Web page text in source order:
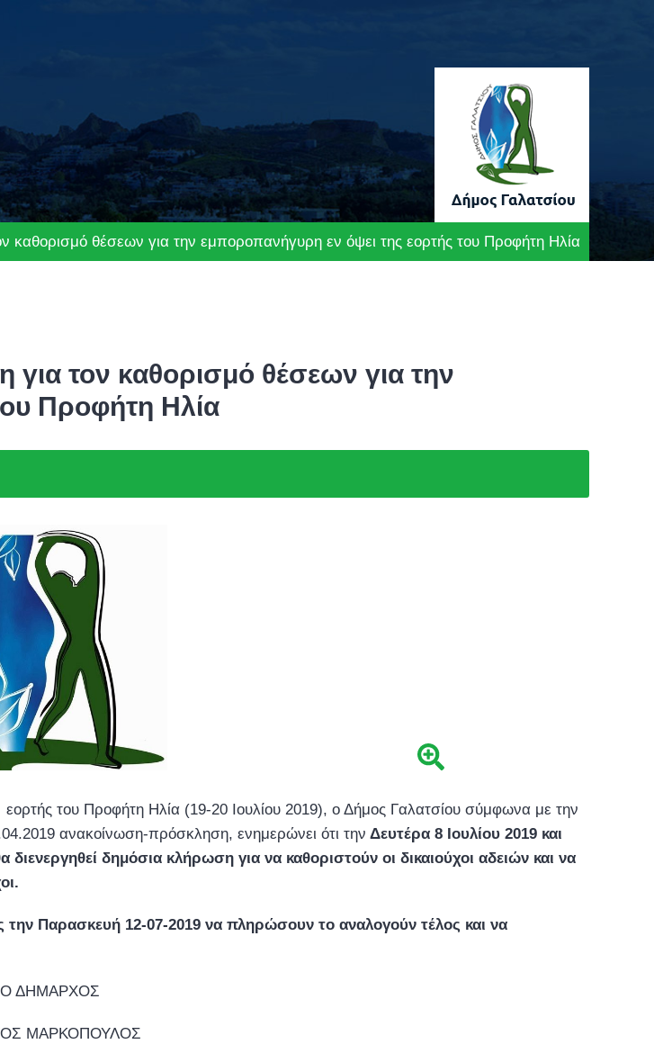
καθορισμό θέσεων για την εμποροπανήγυρη εν όψει της εορτής του Προφήτη Ηλία
για τον καθορισμό θέσεων για την
Προφήτη Ηλία
του Προφήτη Ηλία (19-20 Ιουλίου 2019), ο Δήμος Γαλατσίου σύμφωνα με την
ανακοίνωση-πρόσκληση, ενημερώνει ότι την Δευτέρα 8 Ιουλίου 2019 και
διενεργηθεί δημόσια κλήρωση για να καθοριστούν οι δικαιούχοι αδειών και να
Παρασκευή 12-07-2019 να πληρώσουν το αναλογούν τέλος και να
Ο ΔΗΜΑΡΧΟΣ
ΜΑΡΚΟΠΟΥΛΟΣ